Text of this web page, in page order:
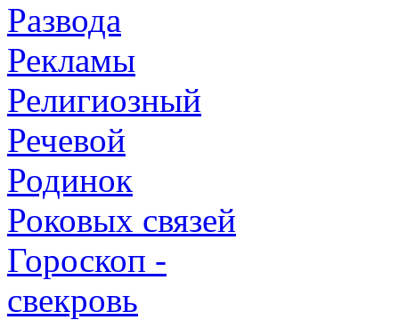
Развода
Рекламы
Религиозный
Речевой
Родинок
Роковых связей
Гороскоп -
свекровь